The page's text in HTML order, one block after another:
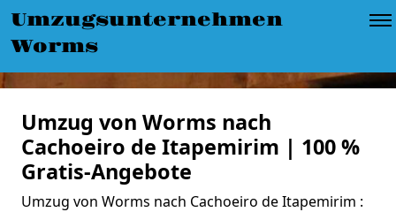
Umzugsunternehmen
Worms
Umzug von Worms nach
Cachoeiro de Itapemirim | 100 %
Gratis-Angebote
Umzug von Worms nach Cachoeiro de Itapemirim :